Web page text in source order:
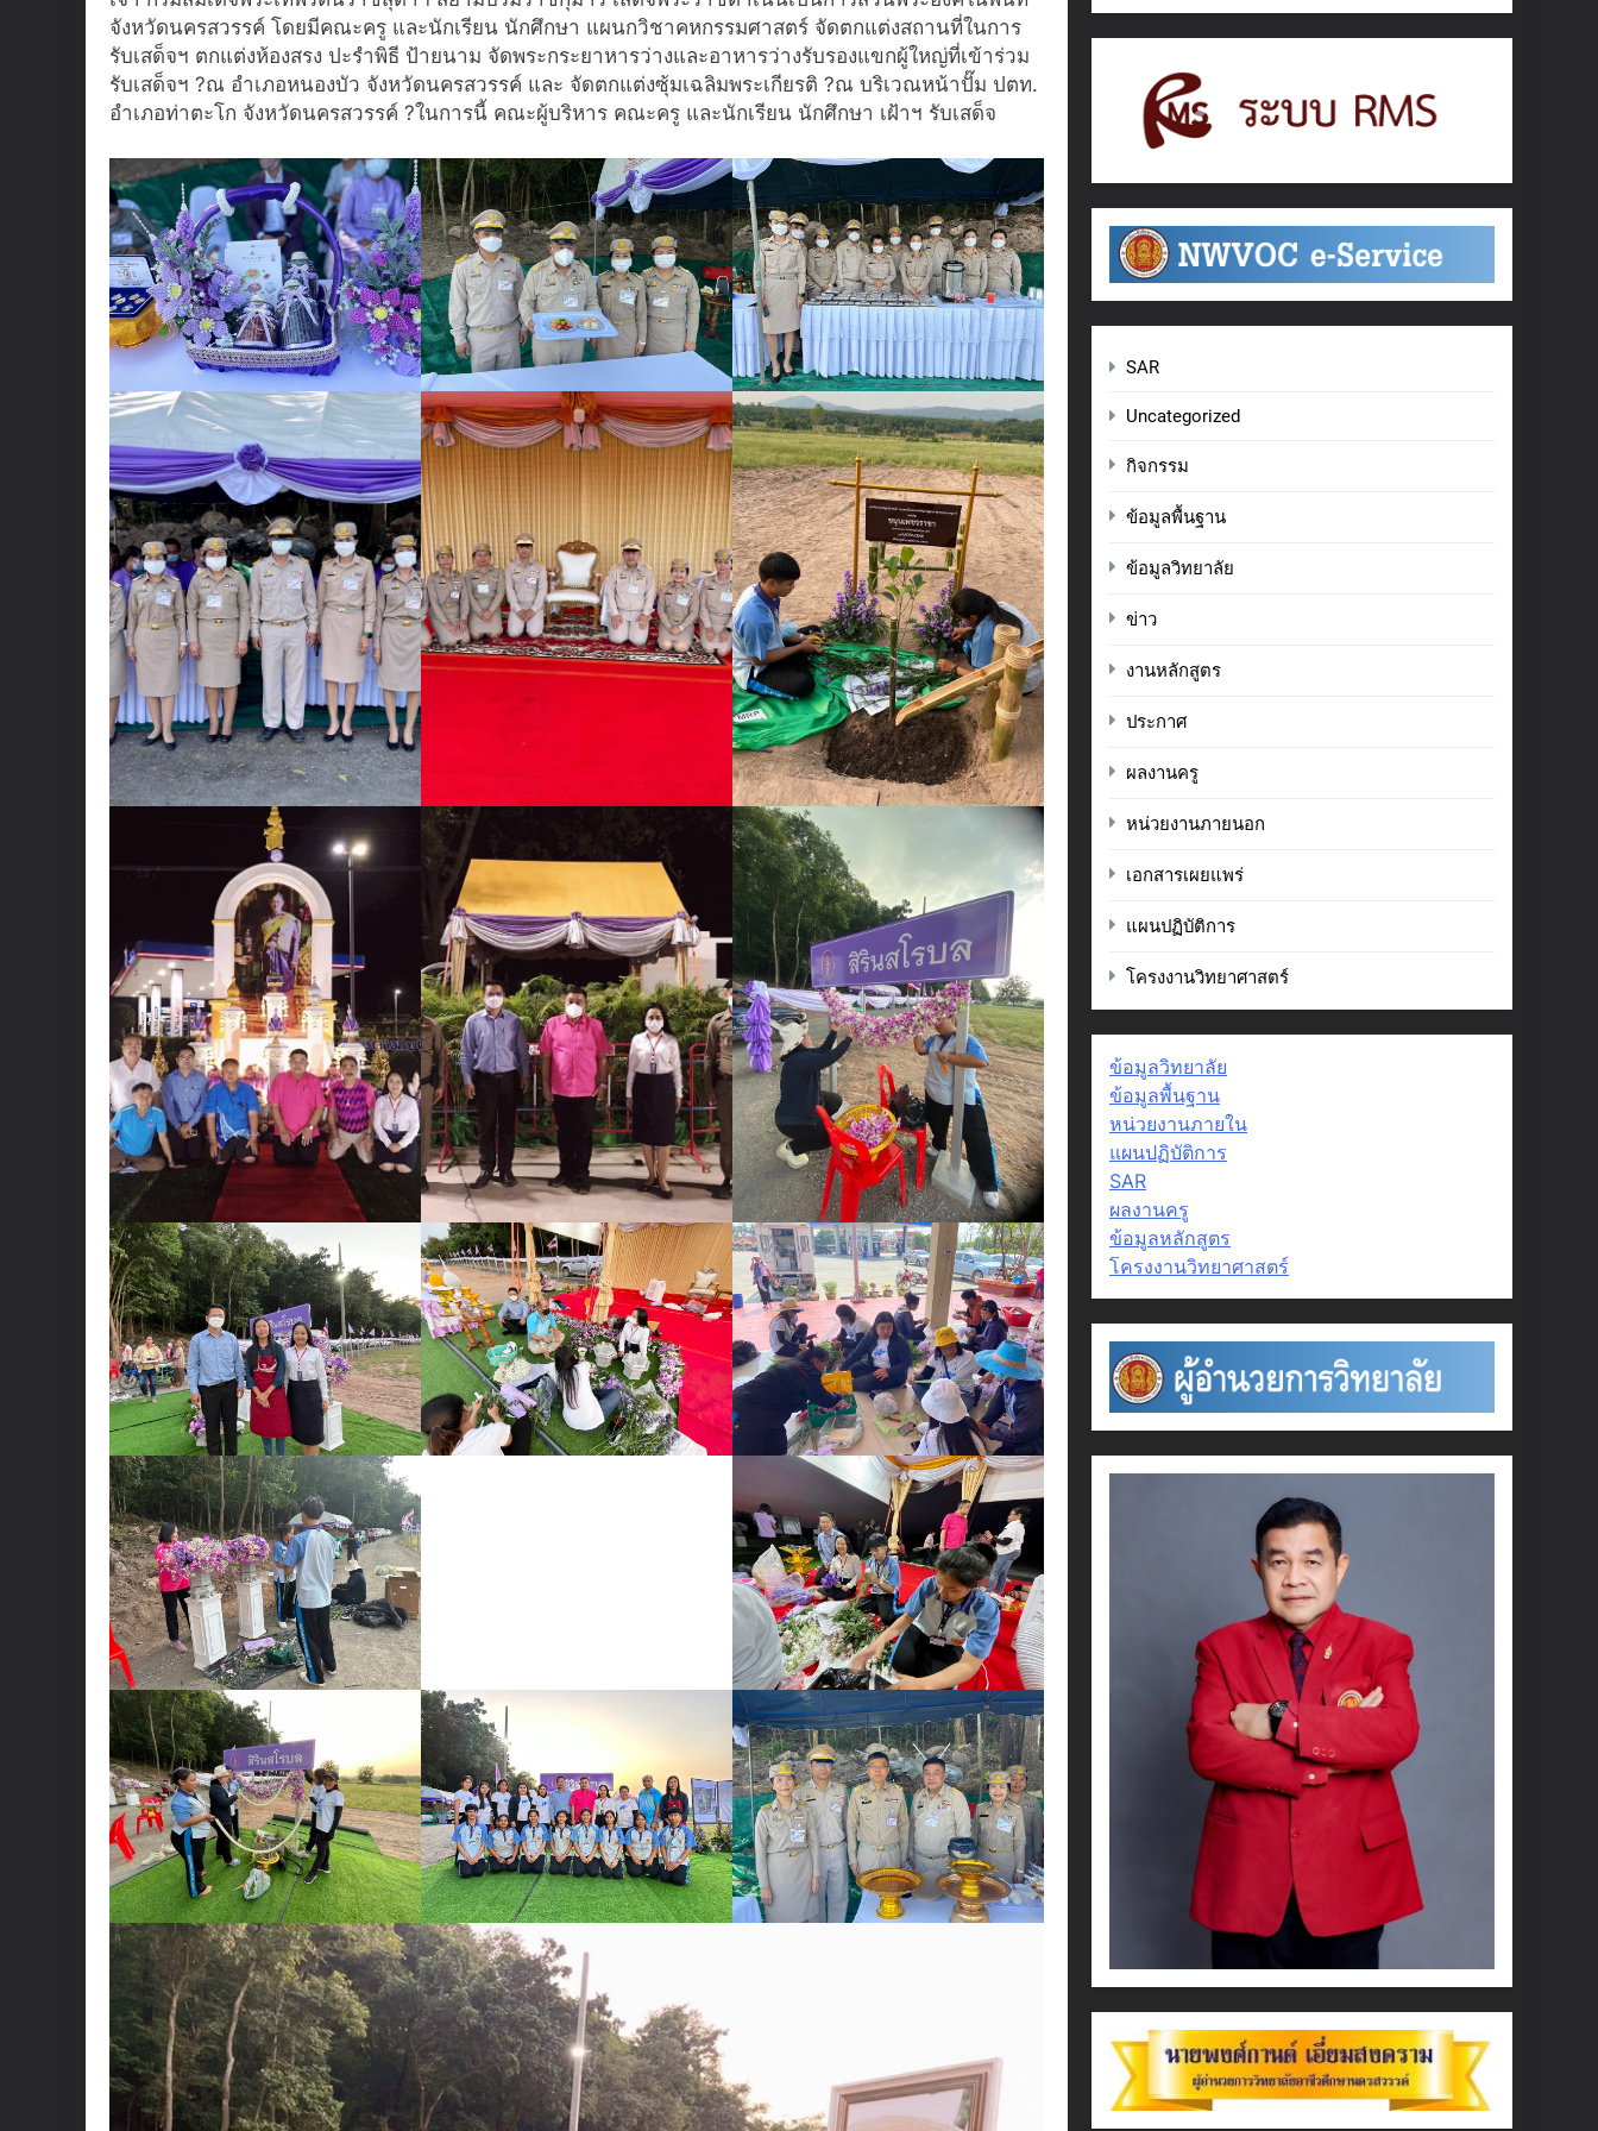
จังหวัดนครสวรรค์ โดยมีคณะครู และนักเรียน นักศึกษา แผนกวิชาคหกรรมศาสตร์ จัดตกแต่งสถานที่ในการ
รับเสด็จฯ ตกแต่งห้องสรง ปะรำพิธี ป้ายนาม จัดพระกระยาหารว่างและอาหารว่างรับรองแขกผู้ใหญ่ที่เข้าร่วม
รับเสด็จฯ ?ณ อำเภอหนองบัว จังหวัดนครสวรรค์ และ จัดตกแต่งซุ้มเฉลิมพระเกียรติ ?ณ บริเวณหน้าปั๊ม ปตท.
อำเภอท่าตะโก จังหวัดนครสวรรค์ ?️ในการนี้ คณะผู้บริหาร คณะครู และนักเรียน นักศึกษา เฝ้าฯ รับเสด็จ
SAR
Uncategorized
กิจกรรม
ข้อมูลพื้นฐาน
ข้อมูลวิทยาลัย
ข่าว
งานหลักสูตร
ประกาศ
ผลงานครู
หน่วยงานภายนอก
เอกสารเผยแพร่
แผนปฏิบัติการ
โครงงานวิทยาศาสตร์
ข้อมูลวิทยาลัย
ข้อมูลพื้นฐาน
หน่วยงานภายใน
แผนปฏิบัติการ
SAR
ผลงานครู
ข้อมูลหลักสูตร
โครงงานวิทยาศาสตร์